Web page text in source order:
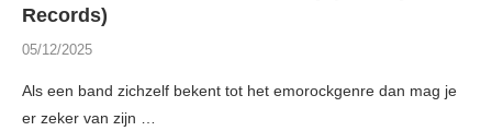
Records)
05/12/2025
Als een band zichzelf bekent tot het emorockgenre dan mag je
er zeker van zijn …